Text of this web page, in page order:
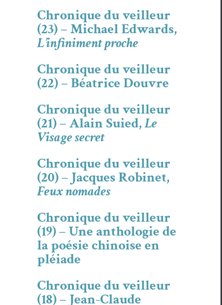
Chronique du veilleur
(23) – Michael Edwards,
L’infiniment proche
Chronique du veilleur
(22) – Béatrice Douvre
Chronique du veilleur
(21) – Alain Suied,Le
Visage secret
Chronique du veilleur
(20) – Jacques Robinet,
Feux nomades
Chronique du veilleur
(19) – Une anthologie de
la poésie chinoise en
pléiade
Chronique du veilleur
(18) – Jean-Claude